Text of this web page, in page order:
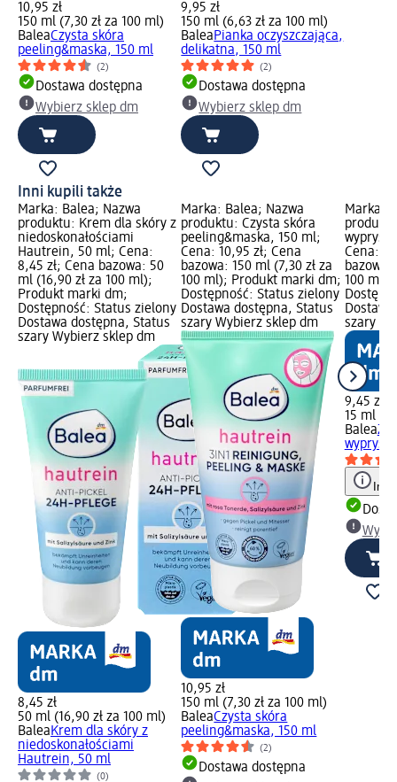
10,95 zł
150 ml (7,30 zł za 100 ml)
BaleaCzysta skóra
peeling&maska, 150 ml
(2)
Dostawa dostępna
Wybierz sklep dm
9,95 zł
150 ml (6,63 zł za 100 ml)
BaleaPianka oczyszczająca,
delikatna, 150 ml
(2)
Dostawa dostępna
Wybierz sklep dm
Inni kupili także
Marka: Balea; Nazwa
produktu: Krem dla skóry z
niedoskonałościami
Hautrein, 50 ml; Cena:
8,45 zł; Cena bazowa: 50
ml (16,90 zł za 100 ml);
Produkt marki dm;
Dostępność: Status zielony
Dostawa dostępna, Status
szary Wybierz sklep dm
8,45 zł
50 ml (16,90 zł za 100 ml)
BaleaKrem dla skóry z
niedoskonałościami
Hautrein, 50 ml
(0)
Marka: Balea; Nazwa
produktu: Czysta skóra
peeling&maska, 150 ml;
Cena: 10,95 zł; Cena
bazowa: 150 ml (7,30 zł za
100 ml); Produkt marki dm;
Dostępność: Status zielony
Dostawa dostępna, Status
szary Wybierz sklep dm
10,95 zł
150 ml (7,30 zł za 100 ml)
BaleaCzysta skóra
peeling&maska, 150 ml
(2)
Dostawa dostępna
Marka:
Cena:
bazowa:
100 ml);
szary
9,45 zł
15 ml
Balea